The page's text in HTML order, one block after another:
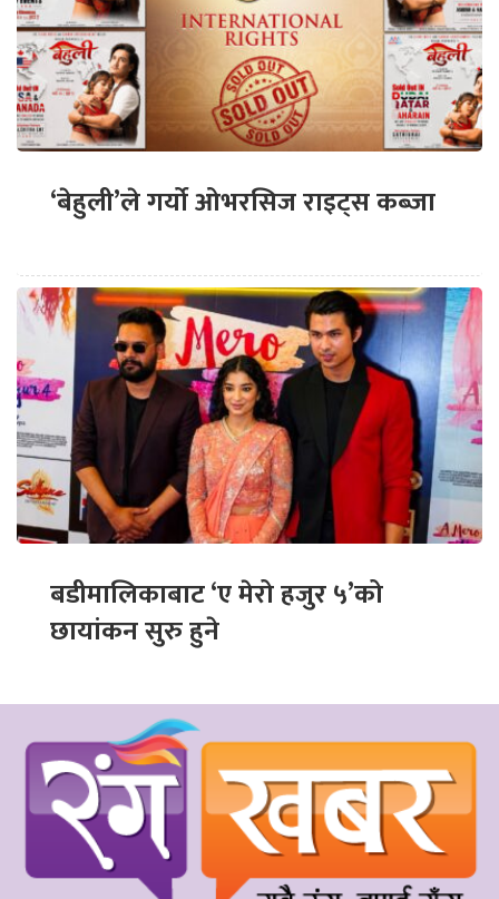
‘बेहुली’ले गर्यो ओभरसिज राइट्स कब्जा
बडीमालिकाबाट ‘ए मेरो हजुर ५’को
छायांकन सुरु हुने